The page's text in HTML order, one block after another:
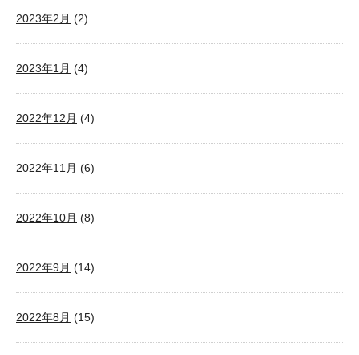
2023年2月 (2)
2023年1月 (4)
2022年12月 (4)
2022年11月 (6)
2022年10月 (8)
2022年9月 (14)
2022年8月 (15)